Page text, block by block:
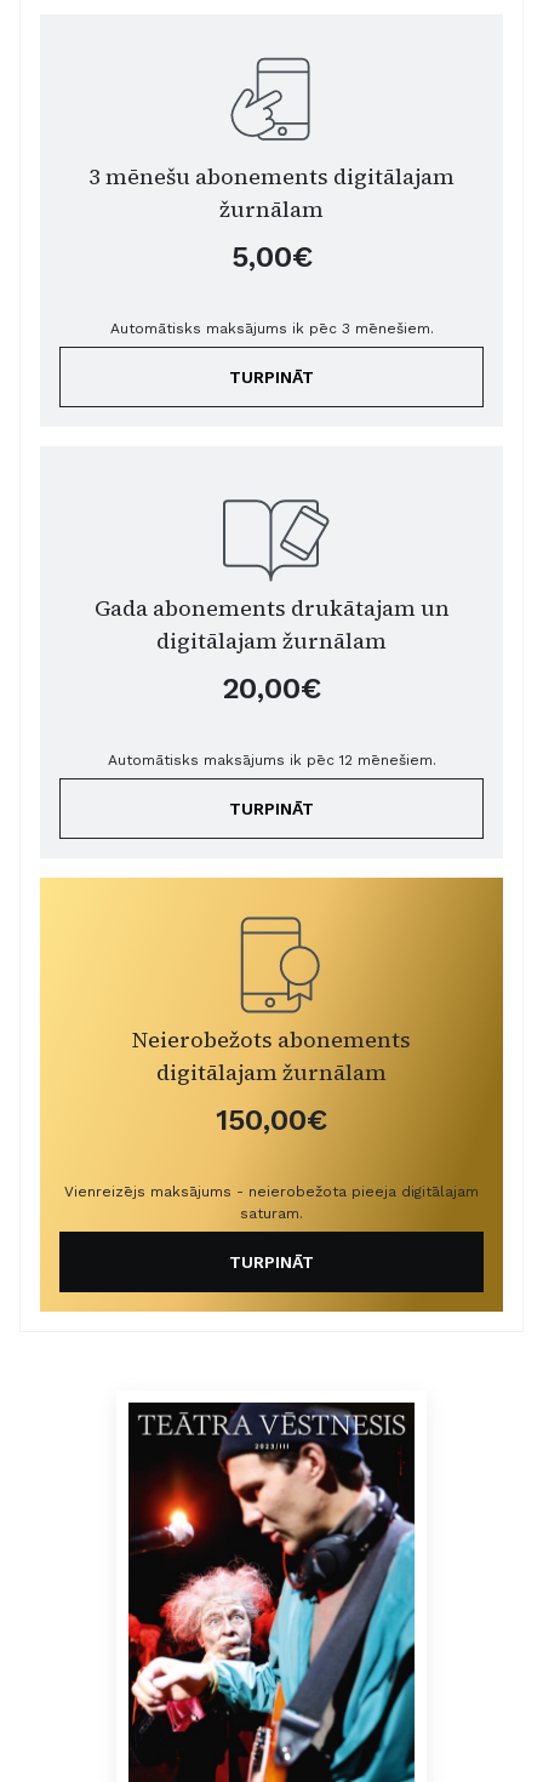
3 mēnešu abonements digitālajam
žurnālam
5,00€
Automātisks maksājums ik pēc 3 mēnešiem.
TURPINĀT
Gada abonements drukātajam un
digitālajam žurnālam
20,00€
Automātisks maksājums ik pēc 12 mēnešiem.
TURPINĀT
Neierobežots abonements
digitālajam žurnālam
150,00€
Vienreizējs maksājums - neierobežota pieeja digitālajam
saturam.
TURPINĀT